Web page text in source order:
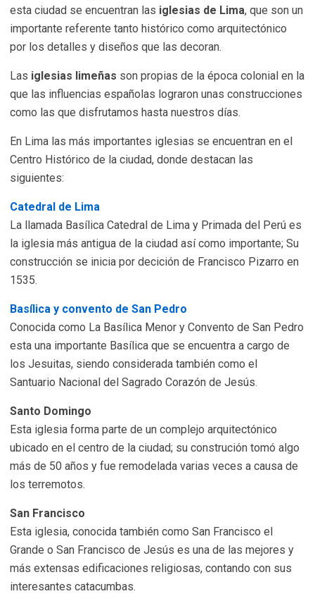
esta ciudad se encuentran las iglesias de Lima, que son un
importante referente tanto histórico como arquitectónico
por los detalles y diseños que las decoran.
Las iglesias limeñas son propias de la época colonial en la
que las influencias españolas lograron unas construcciones
como las que disfrutamos hasta nuestros días.
En Lima las más importantes iglesias se encuentran en el
Centro Histórico de la ciudad, donde destacan las
siguientes:
Catedral de Lima
La llamada Basílica Catedral de Lima y Primada del Perú es
la iglesia más antigua de la ciudad así como importante; Su
construcción se inicia por decición de Francisco Pizarro en
1535.
Basílica y convento de San Pedro
Conocida como La Basílica Menor y Convento de San Pedro
esta una importante Basílica que se encuentra a cargo de
los Jesuitas, siendo considerada también como el
Santuario Nacional del Sagrado Corazón de Jesús.
Santo Domingo
Esta iglesia forma parte de un complejo arquitectónico
ubicado en el centro de la ciudad; su construción tomó algo
más de 50 años y fue remodelada varias veces a causa de
los terremotos.
San Francisco
Esta iglesia, conocida también como San Francisco el
Grande o San Francisco de Jesús es una de las mejores y
más extensas edificaciones religiosas, contando con sus
interesantes catacumbas.